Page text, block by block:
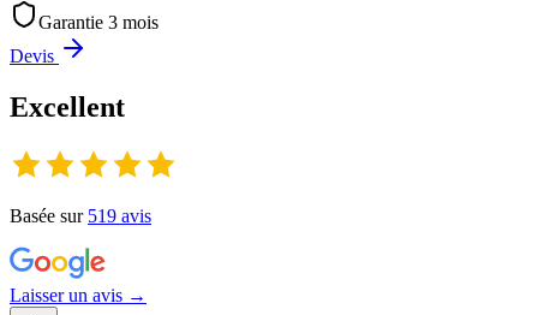
Garantie 3 mois
Devis
Excellent
Basée sur 519 avis
Laisser un avis →